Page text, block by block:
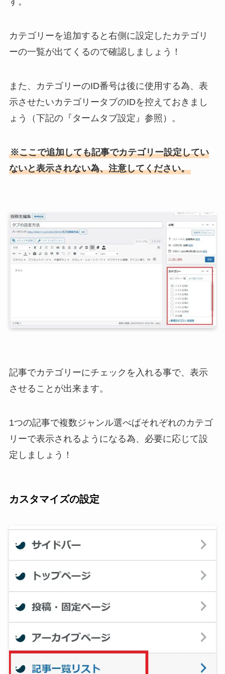
カテゴリーを追加すると右側に設定したカテゴリ
ーの一覧が出てくるので確認しましょう！
また、カテゴリーのID番号は後に使用する為、表
示させたいカテゴリータブのIDを控えておきまし
ょう（下記の『タームタブ設定』参照）。
※ここで追加しても記事でカテゴリー設定してい
ないと表示されない為、注意してください。
記事でカテゴリーにチェックを入れる事で、表示
させることが出来ます。
1つの記事で複数ジャンル選べばそれぞれのカテゴ
リーで表示されるようになる為、必要に応じて設
定しましょう！
カスタマイズの設定